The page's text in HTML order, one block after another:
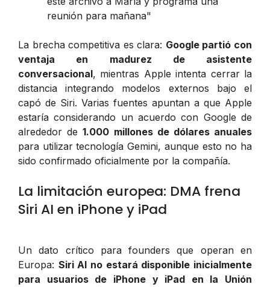
reunión para mañana"
La brecha competitiva es clara: Google partió con
ventaja en madurez de asistente
conversacional, mientras Apple intenta cerrar la
distancia integrando modelos externos bajo el
capó de Siri. Varias fuentes apuntan a que Apple
estaría considerando un acuerdo con Google de
alrededor de1.000 millones de dólares anuales
para utilizar tecnología Gemini, aunque esto no ha
sido confirmado oficialmente por la compañía.
La limitación europea: DMA frena
Siri AI en iPhone y iPad
Un dato crítico para founders que operan en
Europa: Siri AI no estará disponible inicialmente
para usuarios de iPhone y iPad en la Unión